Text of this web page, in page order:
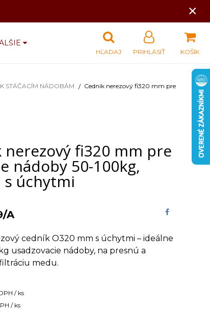
×
KOŠÍK
PRIHLÁSIŤ
HĽADAJ
STÁČACÍM NÁDOBÁM
Cedník nerezový fi320 mm pre
nerezový fi320 mm pre
nádoby 50-100kg,
úchytmi
A
cedník O320 mm s úchytmi – ideálne
usadzovacie nádoby, na presnú a
medu.
/ ks
/ ks